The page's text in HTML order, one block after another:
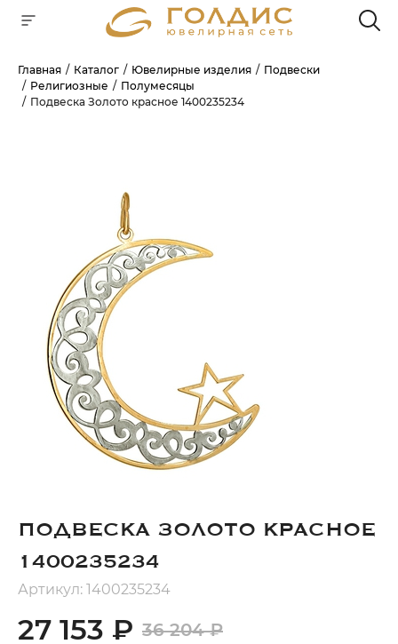
Главная Каталог Ювелирные изделия
Подвески
Религиозные
Полумесяцы
Подвеска Золото красное 1400235234
ПОДВЕСКА ЗОЛОТО КРАСНОЕ
1400235234
Артикул: 1400235234
27 153 ₽ 36 204 ₽
Для клиентов всех банков
БЕЗ ПЕРЕПЛАТ
ГРАФИК ПЛАТЕЖЕЙ
Сегодня
%
Добавляйте товары
в корзину
25% картой любого банка
Получайте товар